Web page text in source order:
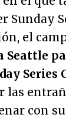
Sunday
el
Seattle
las
con